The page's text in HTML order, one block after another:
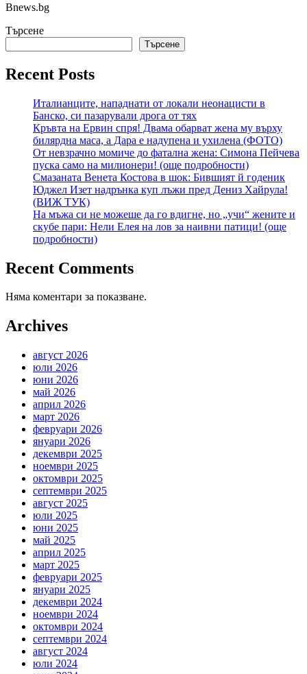
Bnews.bg
Търсене
Търсене
Recent Posts
Италианците, нападнати от локали неонацисти в
Банско, си пазарували дрога от тях
Кръвта на Ервин спря! Двама обарват жена му върху
билярдна маса, а Дара е надупена и ухилена (ФОТО)
От невзрачно момиче до фатална жена: Симона Пейчева
пуска само на милионери! (още подробности)
Смазаната Венета Костова в шок: Бившият й годеник
Юджел Изет надрънка куп лъжи пред Дениз Хайрула!
(ВИЖ ТУК)
На мъжа си не можеше да го вдигне, но „учи“ жените и
скубе пари: Нели Елея на лов за наивни патици! (още
подробности)
Recent Comments
Няма коментари за показване.
Archives
август 2026
юли 2026
юни 2026
май 2026
април 2026
март 2026
февруари 2026
януари 2026
декември 2025
ноември 2025
октомври 2025
септември 2025
август 2025
юли 2025
юни 2025
май 2025
април 2025
март 2025
февруари 2025
януари 2025
декември 2024
ноември 2024
октомври 2024
септември 2024
август 2024
юли 2024